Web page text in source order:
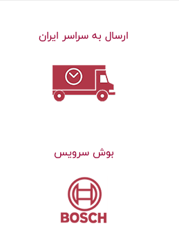
ارسال به سراسر ایران
بوش سرویس